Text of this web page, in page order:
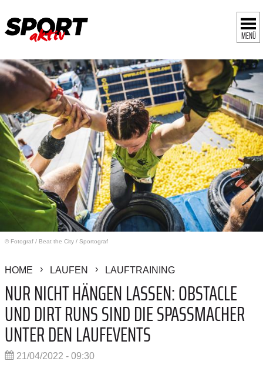
MENÜ
© Fotograf / Beat the City / Sportograf
HOME LAUFEN LAUFTRAINING
NUR NICHT HÄNGEN LASSEN: OBSTACLE
UND DIRT RUNS SIND DIE SPASSMACHER U
NTER DEN LAUFEVENTS
21/04/2022 - 09:30